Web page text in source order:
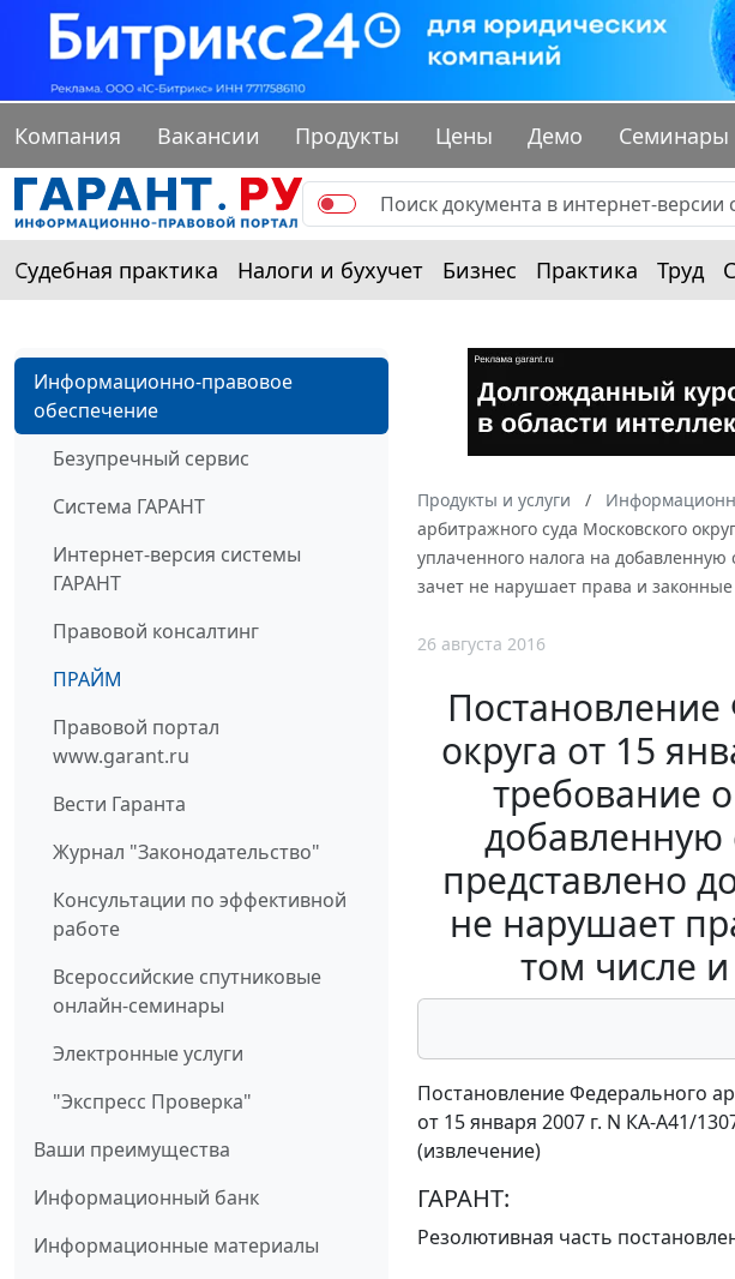
Компания Вакансии Продукты Цены Демо Семинары
Судебная практика Налоги и бухучет Бизнес Практика Труд
Информационно-правовое
обеспечение
Безупречный сервис
Система ГАРАНТ
Интернет-версия системы
ГАРАНТ
Правовой консалтинг
ПРАЙМ
Правовой портал
www.garant.ru
Вести Гаранта
Журнал "Законодательство"
Консультации по эффективной
работе
Всероссийские спутниковые
онлайн-семинары
Электронные услуги
"Экспресс Проверка"
Ваши преимущества
Информационный банк
Информационные материалы
Продукты и услуги
арбитражного суда Московского
уплаченного налога на добавленную
зачет не нарушает права и
26 августа 2016
Постановление
округа от 15
требование
добавленную
представлено
не нарушает
том числе
Постановление Федерального
от 15 января 2007 г. N КА-А41/
(извлечение)
ГАРАНТ:
Резолютивная часть